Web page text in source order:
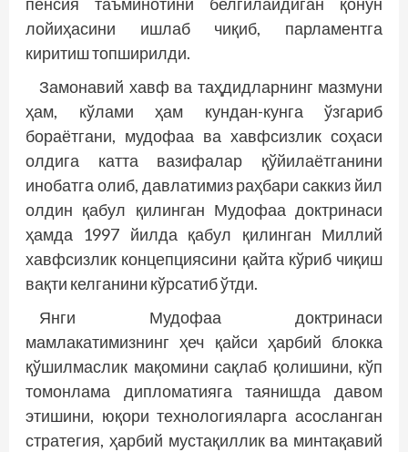
лойиҳасини ишлаб чиқиб, парламентга
киритиш топширилди.
Замонавий хавф ва таҳдидларнинг мазмуни
ҳам, кўлами ҳам кундан-кунга ўзгариб
бораётгани, мудофаа ва хавфсизлик соҳаси
олдига катта вазифалар қўйилаётганини
инобатга олиб, давлатимиз раҳбари саккиз йил
олдин қабул қилинган Мудофаа доктринаси
ҳамда 1997 йилда қабул қилинган Миллий
хавфсизлик концепциясини қайта кўриб чиқиш
вақти келганини кўрсатиб ўтди.
Янги Мудофаа доктринаси
мамлакатимизнинг ҳеч қайси ҳарбий блокка
қўшилмаслик мақомини сақлаб қолишини, кўп
томонлама дипломатияга таянишда давом
этишини, юқори технологияларга асосланган
стратегия, ҳарбий мустақиллик ва минтақавий